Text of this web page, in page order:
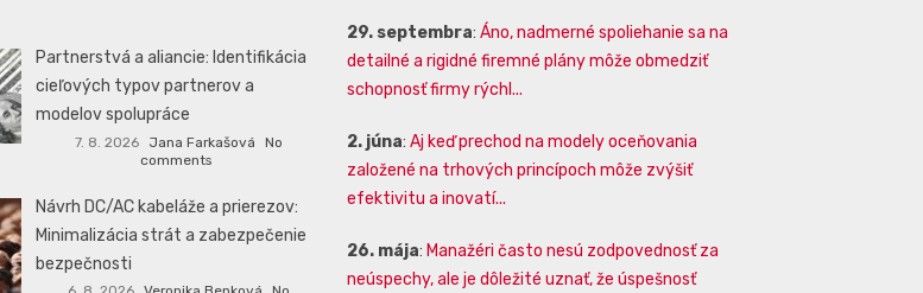
Partnerstvá a aliancie: Identifikácia
cieľových typov partnerov a
modelov spolupráce
7. 8. 2026 Jana Farkašová
No
comments
Návrh DC/AC kabeláže a prierezov:
Minimalizácia strát a zabezpečenie
bezpečnosti
29. septembra: Áno, nadmerné spoliehanie sa na
detailné a rigidné firemné plány môže obmedziť
schopnosť firmy rýchl...
2. júna: Aj keď prechod na modely oceňovania
založené na trhových princípoch môže zvýšiť
efektivitu a inovatí...
26. mája: Manažéri často nesú zodpovednosť za
neúspechy, ale je dôležité uznať, že úspešnosť